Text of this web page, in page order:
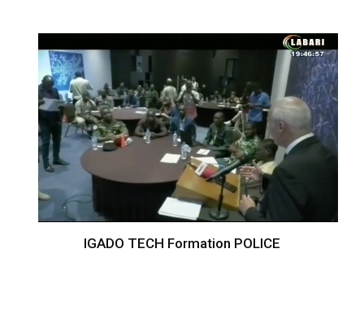
IGADO TECH Formation POLICE